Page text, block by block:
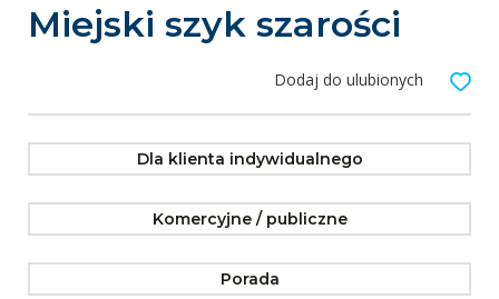
Miejski szyk szarości
Dodaj do ulubionych
Dla klienta indywidualnego
Komercyjne / publiczne
Porada